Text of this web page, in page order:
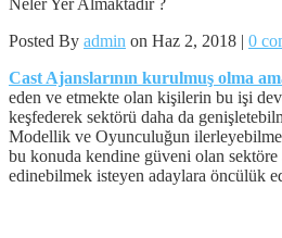
Posted By admin on Haz 2, 2018 | 0
Cast Ajanslarının kurulmuş olma
eden ve etmekte olan kişilerin bu işi
keşfederek sektörü daha da
Modellik ve Oyunculuğun
bu konuda kendine güveni olan sektöre
edinebilmek isteyen adaylara öncülük